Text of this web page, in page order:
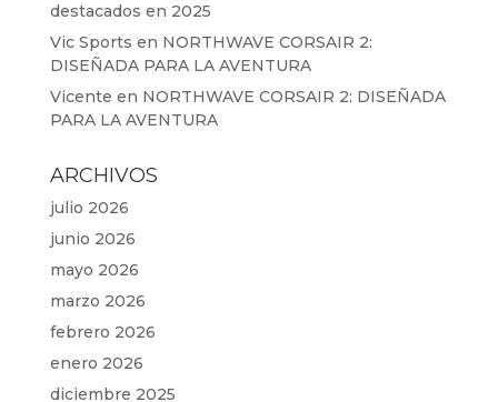
destacados en 2025
Vic Sports en NORTHWAVE CORSAIR 2:
DISEÑADA PARA LA AVENTURA
Vicente en NORTHWAVE CORSAIR 2: DISEÑADA
PARA LA AVENTURA
ARCHIVOS
julio 2026
junio 2026
mayo 2026
marzo 2026
febrero 2026
enero 2026
diciembre 2025